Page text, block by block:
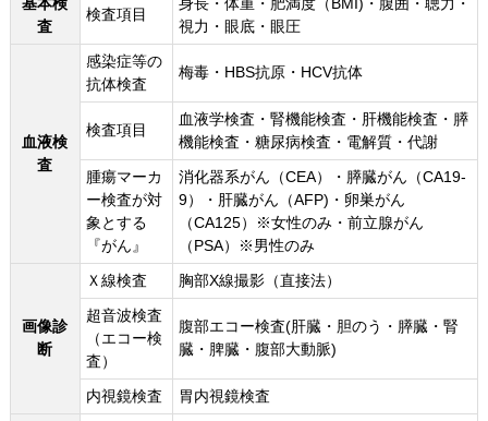
基本検
査
検査項目
身長・体重・肥満度（BMI)・腹囲・聴力・
視力・眼底・眼圧
血液検
査
感染症等の
抗体検査
梅毒・HBS抗原・HCV抗体
検査項目
血液学検査・腎機能検査・肝機能検査・膵
機能検査・糖尿病検査・電解質・代謝
腫瘍マーカ
ー検査が対
象とする
『がん』
消化器系がん（CEA）・膵臓がん（CA19-
9）・肝臓がん（AFP)・卵巣がん
（CA125）※女性のみ・前立腺がん
（PSA）※男性のみ
画像診
断
Ｘ線検査
胸部X線撮影（直接法）
超音波検査
（エコー検
査）
腹部エコー検査(肝臓・胆のう・膵臓・腎
臓・脾臓・腹部大動脈)
内視鏡検査 胃内視鏡検査